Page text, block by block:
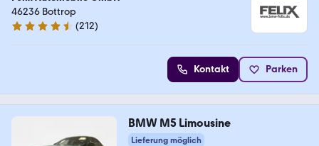
46236 Bottrop
4.5 Sterne
(212)
Kontakt Parken
BMW M5 Limousine
Lieferung möglich